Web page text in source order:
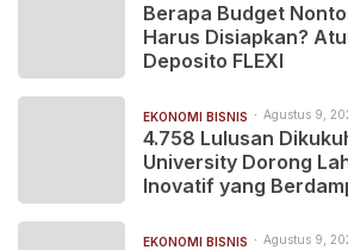
Berapa Budget
Harus Disiapkan?
Deposito FLEXI
EKONOMI BISNIS Agustus 9,
4.758 Lulusan
University Dorong
Inovatif yang
EKONOMI BISNIS Agustus 9,